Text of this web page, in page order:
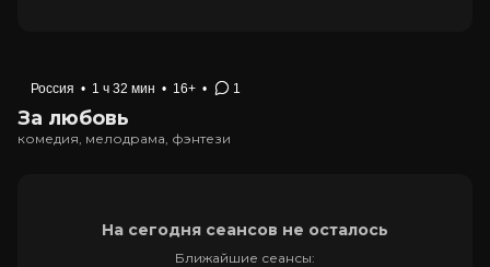
Россия • 1 ч 32 мин • 16+ • 1
За любовь
комедия, мелодрама, фэнтези
На сегодня сеансов не осталось
Ближайшие сеансы: